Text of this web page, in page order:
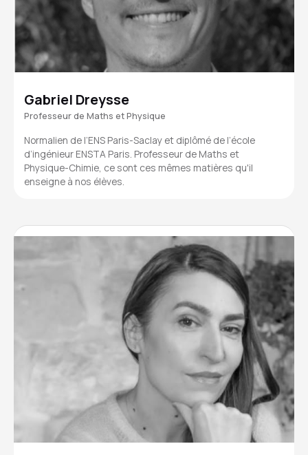
Gabriel Dreysse
Professeur de Maths et Physique
Normalien de l’ENS Paris-Saclay et diplômé de l’école
d’ingénieur ENSTA Paris. Professeur de Maths et
Physique-Chimie, ce sont ces mêmes matières qu'il
enseigne à nos élèves.